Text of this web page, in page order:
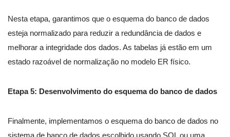
Nesta etapa, garantimos que o esquema do banco de dados
esteja normalizado para reduzir a redundância de dados e
melhorar a integridade dos dados. As tabelas já estão em um
estado razoável de normalização no modelo ER físico.
Etapa 5: Desenvolvimento do esquema do banco de dados
Finalmente, implementamos o esquema do banco de dados no